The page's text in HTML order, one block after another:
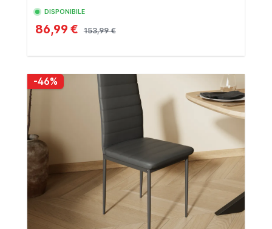
DISPONIBILE
86,99 € 153,99 €
-46%